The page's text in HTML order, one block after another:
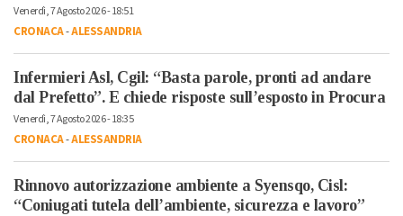
Venerdì, 7 Agosto 2026 - 18:51
CRONACA-ALESSANDRIA
Infermieri Asl, Cgil: “Basta parole, pronti ad andare
dal Prefetto”. E chiede risposte sull’esposto in Procura
Venerdì, 7 Agosto 2026 - 18:35
CRONACA-ALESSANDRIA
Rinnovo autorizzazione ambiente a Syensqo, Cisl:
“Coniugati tutela dell’ambiente, sicurezza e lavoro”